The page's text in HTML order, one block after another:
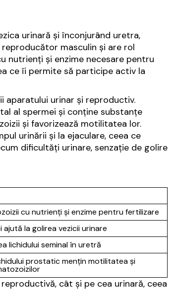
urinară și înconjurând uretra,
masculin și are rol
nutrienți și enzime necesare pentru
ce îi permite să participe activ la
aparatului urinar și reproductiv.
al spermei și conține substanțe
și favorizează motilitatea lor.
urinării și la ejaculare, ceea ce
dificultăți urinare, senzație de golire
cu nutrienți și enzime pentru fertilizare
la golirea vezicii urinare
lichidului seminal în uretră
prostatic mențin motilitatea și
cât și pe cea urinară, ceea